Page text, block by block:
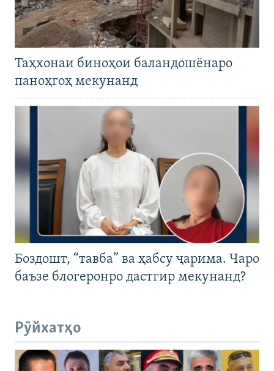
Таҳхонаи биноҳои баландошёнаро
паноҳгоҳ мекунанд
Боздошт, “тавба” ва ҳабсу ҷарима. Чаро
баъзе блогеронро дастгир мекунанд?
Рӯйхатҳо